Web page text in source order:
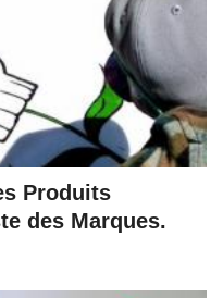
Produits
des Marques.